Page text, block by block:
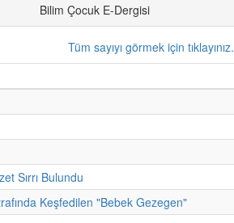
Bilim Çocuk E-Dergisi
Tüm sayıyı görmek için tıklayınız.
Sırrı Bulundu
Keşfedilen "Bebek Gezegen"